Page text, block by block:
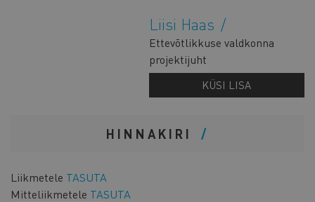
Liisi Haas
Ettevõtlikkuse valdkonna
projektijuht
KÜSI LISA
HINNAKIRI
Liikmetele TASUTA
Mitteliikmetele TASUTA